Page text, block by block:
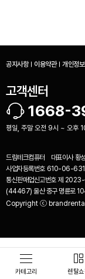
공지사항 이용약관 개인정
고객센터
1668-
평일, 주말 오전 9시 ~ 오후
드림테크컴퓨터 대표이사 황
사업자등록번호 610-06-
통신판매업신고번호 제 2023-
(44467) 울산 중구 명륜로
Copyright ⓒ
카테고리 렌탈쇼